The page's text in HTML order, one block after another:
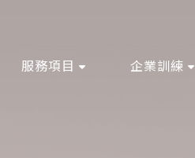
服務項目 企業訓練